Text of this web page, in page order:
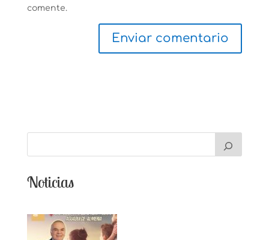
comente.
Noticias